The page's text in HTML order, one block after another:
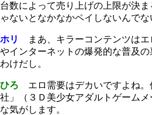
台数によって売り上げの上限が決
ゃないとなかなかペイしないんでな
ホリ
まあ、キラーコンテンツはエ
やインターネットの爆発的な普及
わけだし。
ひろ エロ需要はデカいですよね。
社」（３Ｄ美少女アダルトゲーム
な気がします。